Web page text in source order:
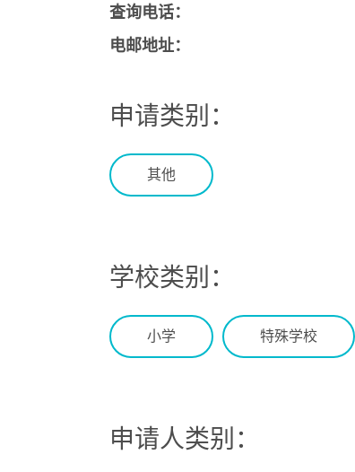
查询电话：
电邮地址：
申请类别：
其他
学校类别：
小学 特殊学校
申请人类别：